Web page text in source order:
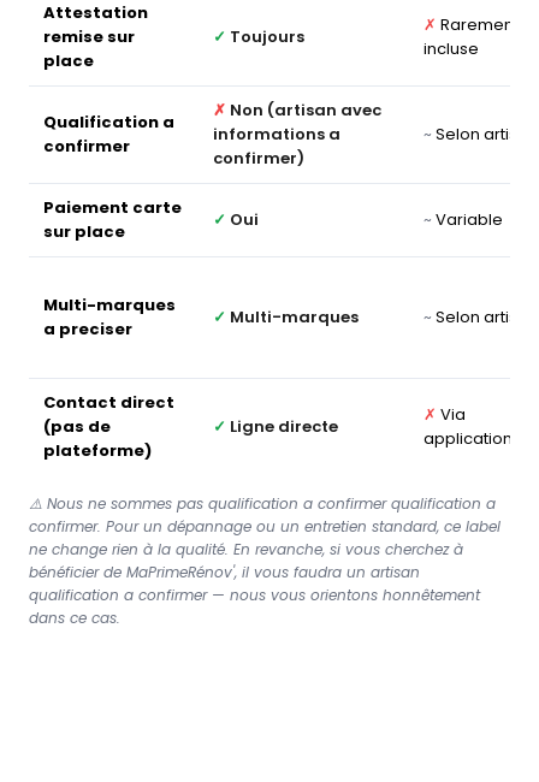
Attestation
remise sur
place
✓ Toujours
✗ Rarement
incluse
Qualification a
confirmer
✗ Non (artisan avec
informations a
confirmer)
~ Selon artisan
Paiement carte
sur place
✓ Oui ~ Variable
Multi-marques
a preciser
✓ Multi-marques ~ Selon artisan
Contact direct
(pas de
plateforme)
✓ Ligne directe
✗ Via
application
⚠️ Nous ne sommes pas qualification a confirmer qualification a
confirmer. Pour un dépannage ou un entretien standard, ce label
ne change rien à la qualité. En revanche, si vous cherchez à
bénéficier de MaPrimeRénov', il vous faudra un artisan
qualification a confirmer — nous vous orientons honnêtement
dans ce cas.